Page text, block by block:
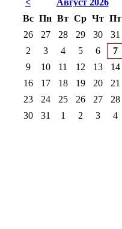
<
Август 2026
Вс Пн Вт Ср Чт Пт
26
27 28 29 30 31
2
3 4 5 6 7
9
10 11 12 13 14
16
17 18 19 20 21
23
24 25 26 27 28
30
31 1 2 3 4